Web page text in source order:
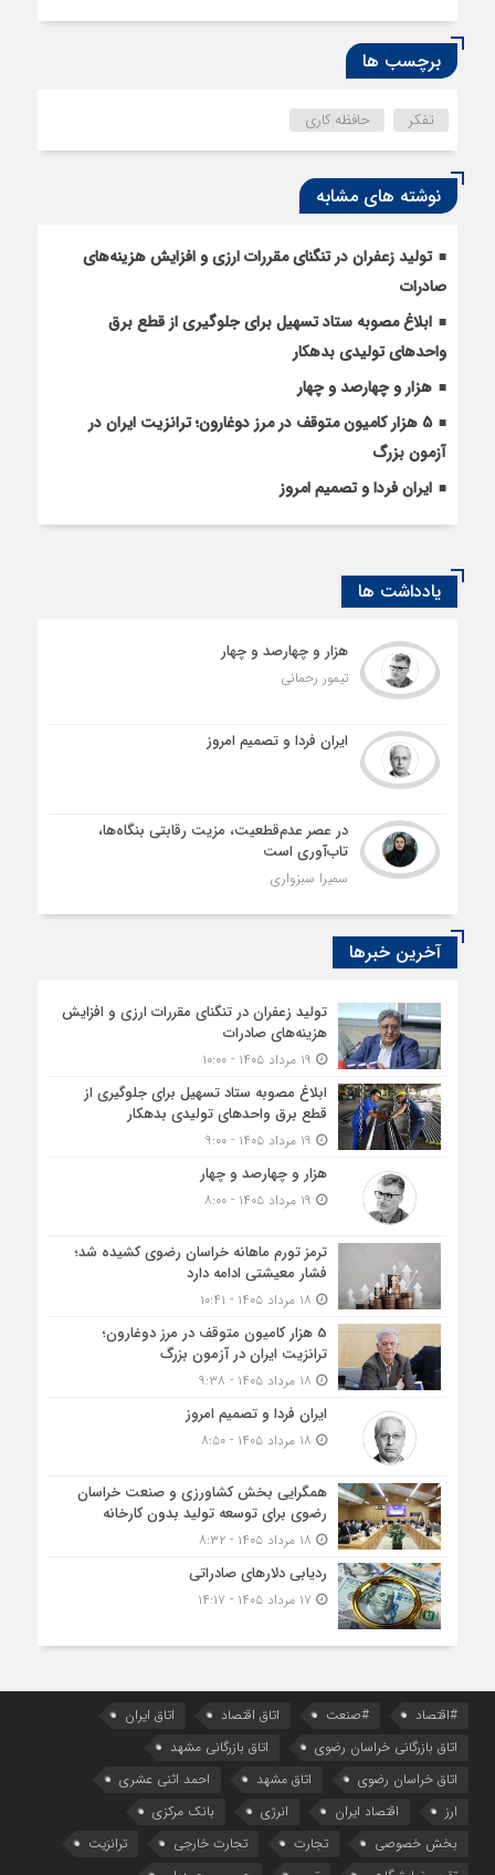
برچسب ها
تفکر حافظه کاری
نوشته های مشابه
تولید زعفران در تنگنای مقررات ارزی و افزایش هزینه‌های
صادرات
ابلاغ مصوبه ستاد تسهیل برای جلوگیری از قطع برق
واحدهای تولیدی بدهکار
هزار و چهارصد و چهار
5 هزار کامیون متوقف در مرز دوغارون؛ ترانزیت ایران در
آزمون بزرگ
ایران فردا و تصمیم امروز
یادداشت ها
هزار و چهارصد و چهار
تیمور رحمانی
ایران فردا و تصمیم امروز
در عصر عدم‌قطعیت، مزیت رقابتی بنگاه‌ها،
تاب‌آوری است
سمیرا سبزواری
آخرین خبرها
تولید زعفران در تنگنای مقررات ارزی و افزایش
هزینه‌های صادرات
ابلاغ مصوبه ستاد تسهیل برای جلوگیری از
قطع برق واحدهای تولیدی بدهکار
هزار و چهارصد و چهار
ترمز تورم ماهانه خراسان رضوی کشیده شد؛
فشار معیشتی ادامه دارد
5 هزار کامیون متوقف در مرز دوغارون؛
ترانزیت ایران در آزمون بزرگ
ایران فردا و تصمیم امروز
همگرایی بخش کشاورزی و صنعت خراسان
رضوی برای توسعه تولید بدون کارخانه
ردیابی دلارهای صادراتی
#اقتصاد #صنعت اتاق اقتصاد
اتاق ایران
اتاق بازرگانی خراسان رضوی
اتاق بازرگانی مشهد
اتاق خراسان رضوی
اتاق مشهد
احمد اثنی عشری
ارز
اقتصاد ایران انرژی
بانک مرکزی
بخش خصوصی
تجارت تجارت خارجی
ترانزیت